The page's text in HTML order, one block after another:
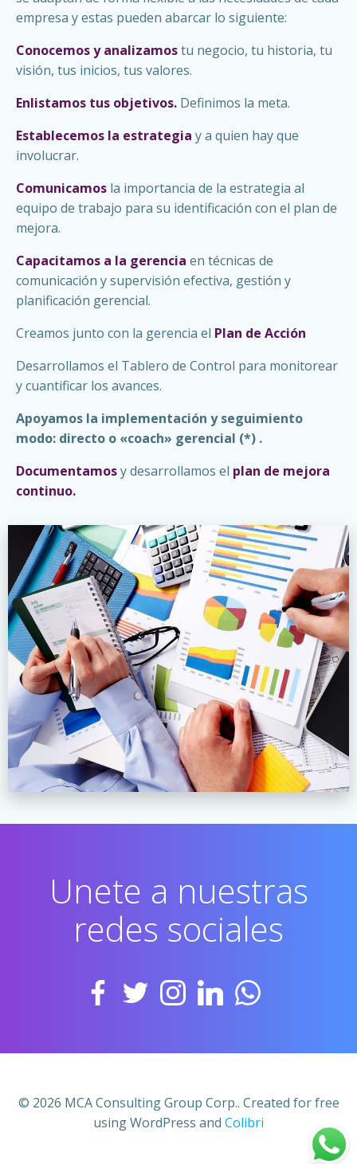
empresa y estas pueden abarcar lo siguiente:
Conocemos y analizamostu negocio, tu historia, tu
visión, tus inicios, tus valores.
Enlistamos tus objetivos. Definimos la meta.
Establecemos la estrategia y a quien hay que
involucrar.
Comunicamos la importancia de la estrategia al
equipo de trabajo para su identificación con el plan de
mejora.
Capacitamos a la gerencia en técnicas de
comunicación y supervisión efectiva, gestión y
planificación gerencial.
Creamos junto con la gerencia el Plan de Acción
Desarrollamos el Tablero de Control para monitorear
y cuantificar los avances.
Apoyamos la implementación y seguimiento
modo: directo o «coach» gerencial (*) .
Documentamosy desarrollamos el plan de mejora
continuo.
Unete a nuestras
redes sociales
© 2026 MCA Consulting Group Corp.. Created for free
using WordPress and Colibri